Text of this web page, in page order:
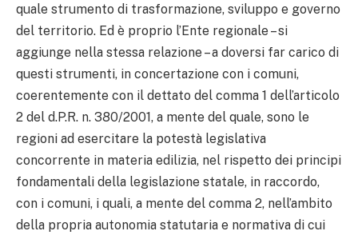
quale strumento di trasformazione, sviluppo e governo
del territorio. Ed è proprio l’Ente regionale – si
aggiunge nella stessa relazione – a doversi far carico di
questi strumenti, in concertazione con i comuni,
coerentemente con il dettato del comma 1 dell’articolo
2 del d.P.R. n. 380/2001, a mente del quale, sono le
regioni ad esercitare la potestà legislativa
concorrente in materia edilizia, nel rispetto dei principi
fondamentali della legislazione statale, in raccordo,
con i comuni, i quali, a mente del comma 2, nell’ambito
della propria autonomia statutaria e normativa di cui